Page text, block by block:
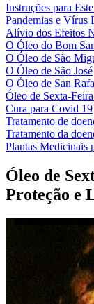
Instruções para
Pandemias e Vírus
Alívio dos Efeitos
O Óleo do Bom
O Óleo de São
O Óleo de São José
O Óleo de San
Óleo de Sexta-
Cura para Covid 19
Tratamento de
Tratamento da
Plantas Medicinais
Óleo de
Proteção e